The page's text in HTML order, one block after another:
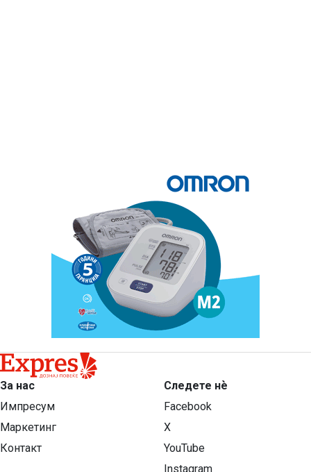
За нас
Импресум
Маркетинг
Контакт
Следете нѐ
Facebook
X
YouTube
Instagram